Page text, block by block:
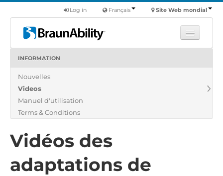
Site Web mondial
Français
Log in
Produits
Nous
Trouver un revendeur
INFORMATION
Nouvelles
Videos
Manuel d'utilisation
Terms & Conditions
Vidéos des
adaptations de